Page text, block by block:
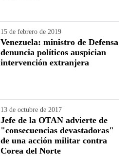
15 de febrero de 2019
Venezuela: ministro de Defensa
denuncia políticos auspician
intervención extranjera
13 de octubre de 2017
Jefe de la OTAN advierte de
"consecuencias devastadoras"
de una acción militar contra
Corea del Norte